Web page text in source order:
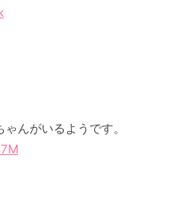
んがいるようです。